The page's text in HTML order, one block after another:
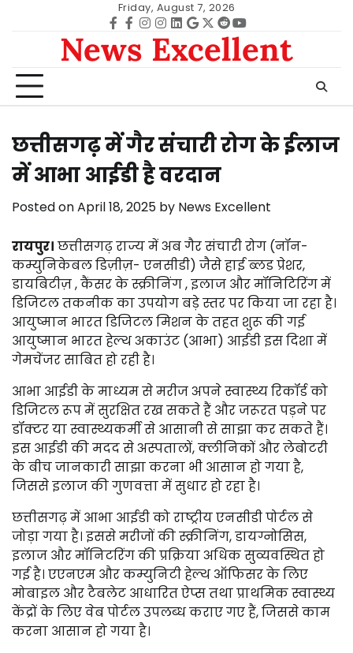
Friday, August 7, 2026
Facebook
facebook
Instagram
instagram
Linkedin
google
Twitter
redditYoutube
News Excellent
छत्तीसगढ़ में गैर संचारी रोग के ईलाज
में आभा आईडी है वरदान
Posted onApril 18, 2025 by News Excellent
रायपुर। छत्तीसगढ़ राज्य में अब गैर संचारी रोग (नॉन-
कम्युनिकेबल डिज़ीज़- एनसीडी) जैसे हाई ब्लड प्रेशर,
डायबिटीज़ , कैंसर के स्क्रीनिंग , इलाज और मॉनिटिरिंग में
डिजिटल तकनीक का उपयोग बड़े स्तर पर किया जा रहा है।
आयुष्मान भारत डिजिटल मिशन के तहत शुरू की गई
आयुष्मान भारत हेल्थ अकाउंट (आभा) आईडी इस दिशा में
गेमचेंजर साबित हो रही है।
आभा आईडी के माध्यम से मरीज अपने स्वास्थ्य रिकॉर्ड को
डिजिटल रूप में सुरक्षित रख सकते हैं और जरूरत पड़ने पर
डॉक्टर या स्वास्थ्यकर्मी से आसानी से साझा कर सकते हैं।
इस आईडी की मदद से अस्पतालों, क्लीनिकों और लेबोटरी
के बीच जानकारी साझा करना भी आसान हो गया है,
जिससे इलाज की गुणवत्ता में सुधार हो रहा है।
छत्तीसगढ़ में आभा आईडी को राष्ट्रीय एनसीडी पोर्टल से
जोड़ा गया है। इससे मरीजों की स्क्रीनिंग, डायग्नोसिस,
इलाज और मॉनिटरिंग की प्रक्रिया अधिक सुव्यवस्थित हो
गई है। एएनएम और कम्युनिटी हेल्थ ऑफिसर के लिए
मोबाइल और टैबलेट आधारित ऐप्स तथा प्राथमिक स्वास्थ्य
केंद्रों के लिए वेब पोर्टल उपलब्ध कराए गए हैं, जिससे काम
करना आसान हो गया है।